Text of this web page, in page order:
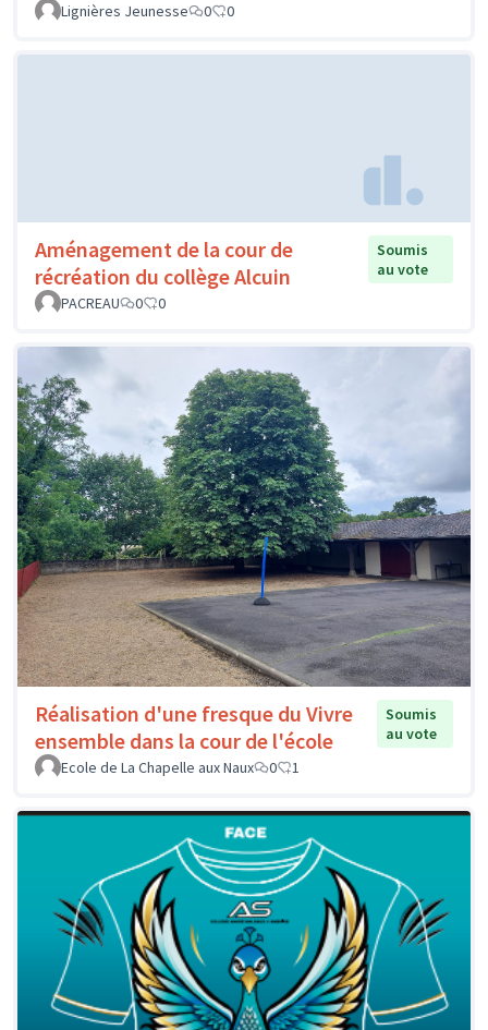
Lignières Jeunesse
0 0
Aménagement de la cour de
récréation du collège Alcuin
Soumis
au vote
PACREAU
0 0
Réalisation d'une fresque du Vivre
ensemble dans la cour de l'école
Soumis
au vote
Ecole de La Chapelle aux Naux
0 1